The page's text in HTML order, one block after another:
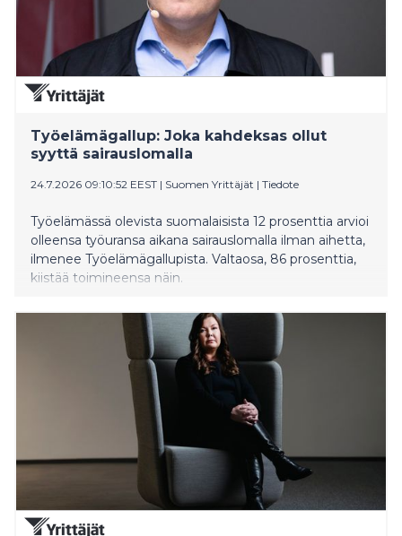
Työelämägallup: Joka kahdeksas ollut
syyttä sairauslomalla
24.7.2026 09:10:52 EEST | Suomen Yrittäjät | Tiedote
Työelämässä olevista suomalaisista 12 prosenttia arvioi
olleensa työuransa aikana sairauslomalla ilman aihetta,
ilmenee Työelämägallupista. Valtaosa, 86 prosenttia,
kiistää toimineensa näin.